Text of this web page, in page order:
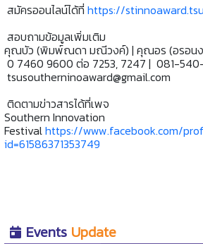
สมัครออนไลน์ได้ที่ https://
สอบถามข้อมูลเพิ่มเติม
คุณบัว (พิมพ์ณดา มณีวงค์) | คุณอร (อรอน
0 7460 9600 ต่อ 7253, 7247 | 081-
tsusoutherninoaward@gmail.com
ติดตามข่าวสารได้ที่เพจ
Southern Innovation
Festivalhttps://www.facebook.com/
id=61586371353749
Events Update